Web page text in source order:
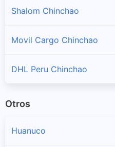
Shalom Chinchao
Movil Cargo Chinchao
DHL Peru Chinchao
Otros
Huanuco